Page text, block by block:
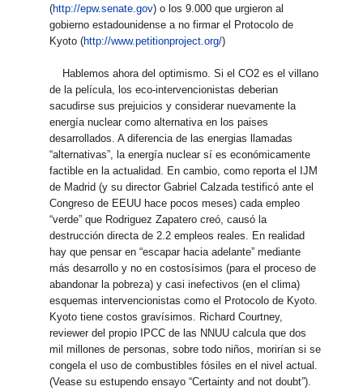
(http://epw.senate.gov) o los 9.000 que urgieron al
gobierno estadounidense a no firmar el Protocolo de
Kyoto (http://www.petitionproject.org/)
Hablemos ahora del optimismo. Si el CO2 es el villano
de la película, los eco-intervencionistas deberian
sacudirse sus prejuicios y considerar nuevamente la
energía nuclear como alternativa en los paises
desarrollados. A diferencia de las energias llamadas
“alternativas”, la energía nuclear sí es económicamente
factible en la actualidad. En cambio, como reporta el IJM
de Madrid (y su director Gabriel Calzada testificó ante el
Congreso de EEUU hace pocos meses) cada empleo
“verde” que Rodriguez Zapatero creó, causó la
destrucción directa de 2.2 empleos reales. En realidad
hay que pensar en “escapar hacia adelante” mediante
más desarrollo y no en costosísimos (para el proceso de
abandonar la pobreza) y casi inefectivos (en el clima)
esquemas intervencionistas como el Protocolo de Kyoto.
Kyoto tiene costos gravísimos. Richard Courtney,
reviewer del propio IPCC de las NNUU calcula que dos
mil millones de personas, sobre todo niños, morirían si se
congela el uso de combustibles fósiles en el nivel actual.
(Vease su estupendo ensayo “Certainty and not doubt”).